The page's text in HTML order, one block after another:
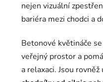
nejen vizuální
bariéra mezi chodci a
Betonové květináče
veřejný prostor a
a relaxaci. Jsou